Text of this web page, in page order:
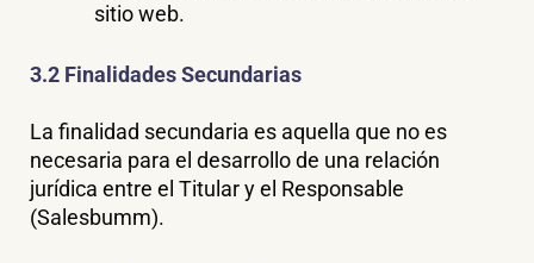
sitio web.
3.2 Finalidades Secundarias
La finalidad secundaria es aquella que no es
necesaria para el desarrollo de una relación
jurídica entre el Titular y el Responsable
(Salesbumm).